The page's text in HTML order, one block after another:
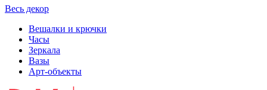
Весь декор
Вешалки и крючки
Часы
Зеркала
Вазы
Арт-объекты